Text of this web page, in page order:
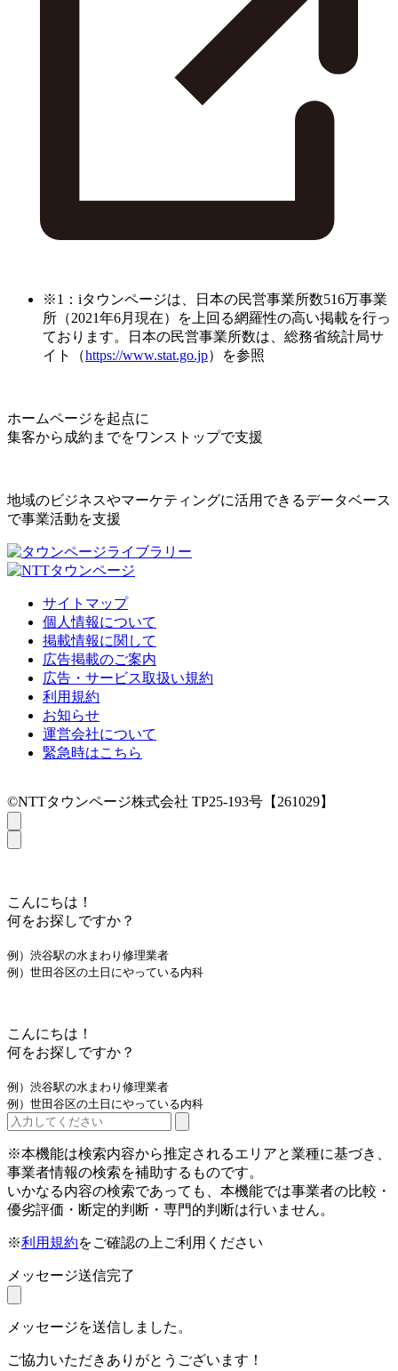
※1：iタウンページは、日本の民営事業所数516万事業
所（2021年6月現在）を上回る網羅性の高い掲載を行っ
ております。日本の民営事業所数は、総務省統計局サ
イト（https://www.stat.go.jp）を参照
ホームページを起点に
集客から成約までをワンストップで支援
地域のビジネスやマーケティングに活用できるデータベース
で事業活動を支援
サイトマップ
個人情報について
掲載情報に関して
広告掲載のご案内
広告・サービス取扱い規約
利用規約
お知らせ
運営会社について
緊急時はこちら
©NTTタウンページ株式会社 TP25-193号【261029】
こんにちは！
何をお探しですか？
例）渋谷駅の水まわり修理業者
例）世田谷区の土日にやっている内科
こんにちは！
何をお探しですか？
例）渋谷駅の水まわり修理業者
例）世田谷区の土日にやっている内科
※本機能は検索内容から推定されるエリアと業種に基づき、
事業者情報の検索を補助するものです。
いかなる内容の検索であっても、本機能では事業者の比較・
優劣評価・断定的判断・専門的判断は行いません。
※利用規約をご確認の上ご利用ください
メッセージ送信完了
メッセージを送信しました。
ご協力いただきありがとうございます！